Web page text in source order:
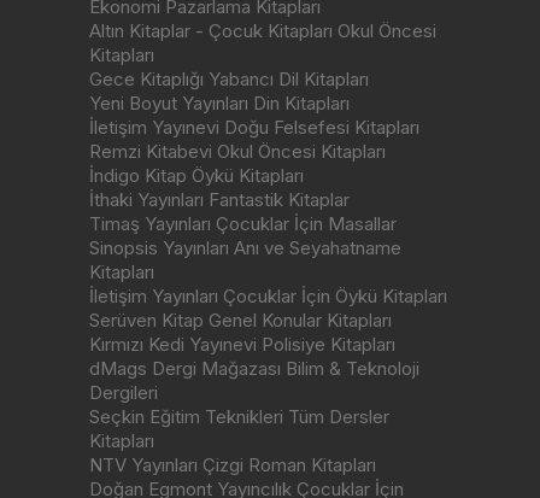
Ekonomi Pazarlama Kitapları
Altın Kitaplar - Çocuk Kitapları Okul Öncesi
Kitapları
Gece Kitaplığı Yabancı Dil Kitapları
Yeni Boyut Yayınları Din Kitapları
İletişim Yayınevi Doğu Felsefesi Kitapları
Remzi Kitabevi Okul Öncesi Kitapları
İndigo Kitap Öykü Kitapları
İthaki Yayınları Fantastik Kitaplar
Timaş Yayınları Çocuklar İçin Masallar
Sinopsis Yayınları Anı ve Seyahatname
Kitapları
İletişim Yayınları Çocuklar İçin Öykü Kitapları
Serüven Kitap Genel Konular Kitapları
Kırmızı Kedi Yayınevi Polisiye Kitapları
dMags Dergi Mağazası Bilim & Teknoloji
Dergileri
Seçkin Eğitim Teknikleri Tüm Dersler
Kitapları
NTV Yayınları Çizgi Roman Kitapları
Doğan Egmont Yayıncılık Çocuklar İçin